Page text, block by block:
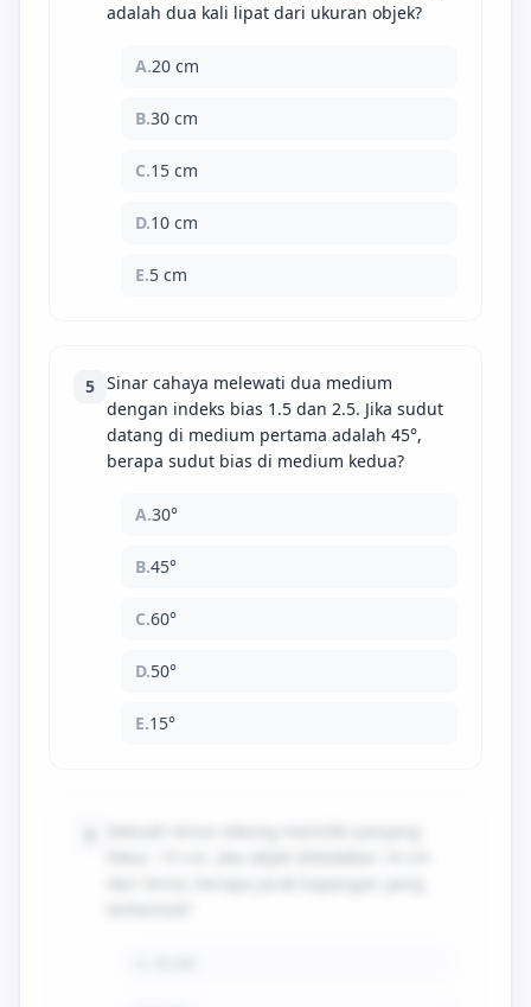
adalah dua kali lipat dari ukuran objek?
A.20 cm
B.30 cm
C.15 cm
D.10 cm
E.5 cm
5 Sinar cahaya melewati dua medium
dengan indeks bias 1.5 dan 2.5. Jika sudut
datang di medium pertama adalah 45°,
berapa sudut bias di medium kedua?
A.30°
B.45°
C.60°
D.50°
E.15°